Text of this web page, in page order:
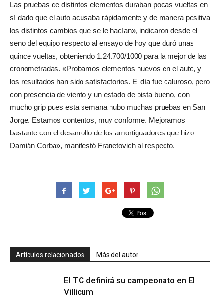
Las pruebas de distintos elementos duraban pocas vueltas en
sí dado que el auto acusaba rápidamente y de manera positiva
los distintos cambios que se le hacían», indicaron desde el
seno del equipo respecto al ensayo de hoy que duró unas
quince vueltas, obteniendo 1.24.700/1000 para la mejor de las
cronometradas. «Probamos elementos nuevos en el auto, y
los resultados han sido satisfactorios. El día fue caluroso, pero
con presencia de viento y un estado de pista bueno, con
mucho grip pues esta semana hubo muchas pruebas en San
Jorge. Estamos contentos, muy conforme. Mejoramos
bastante con el desarrollo de los amortiguadores que hizo
Damián Corba», manifestó Franetovich al respecto.
Artículos relacionados Más del autor
El TC definirá su campeonato en El
Villicum